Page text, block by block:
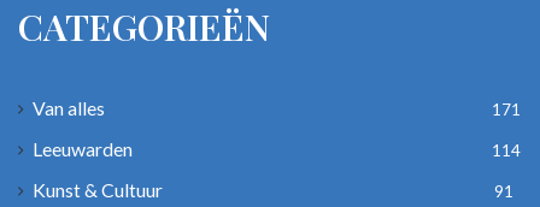
CATEGORIEËN
Van alles 171
Leeuwarden 114
Kunst & Cultuur 91